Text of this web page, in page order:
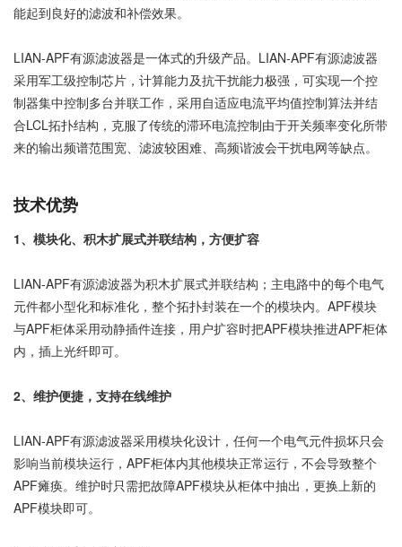
能起到良好的滤波和补偿效果。
LIAN-APF有源滤波器是一体式的升级产品。LIAN-APF有源滤波器
采用军工级控制芯片，计算能力及抗干扰能力极强，可实现一个控
制器集中控制多台并联工作，采用自适应电流平均值控制算法并结
合LCL拓扑结构，克服了传统的滞环电流控制由于开关频率变化所带
来的输出频谱范围宽、滤波较困难、高频谐波会干扰电网等缺点。
技术优势
1、模块化、积木扩展式并联结构，方便扩容
LIAN-APF有源滤波器为积木扩展式并联结构；主电路中的每个电气
元件都小型化和标准化，整个拓扑封装在一个的模块内。APF模块
与APF柜体采用动静插件连接，用户扩容时把APF模块推进APF柜体
内，插上光纤即可。
2、维护便捷，支持在线维护
LIAN-APF有源滤波器采用模块化设计，任何一个电气元件损坏只会
影响当前模块运行，APF柜体内其他模块正常运行，不会导致整个
APF瘫痪。维护时只需把故障APF模块从柜体中抽出，更换上新的
APF模块即可。